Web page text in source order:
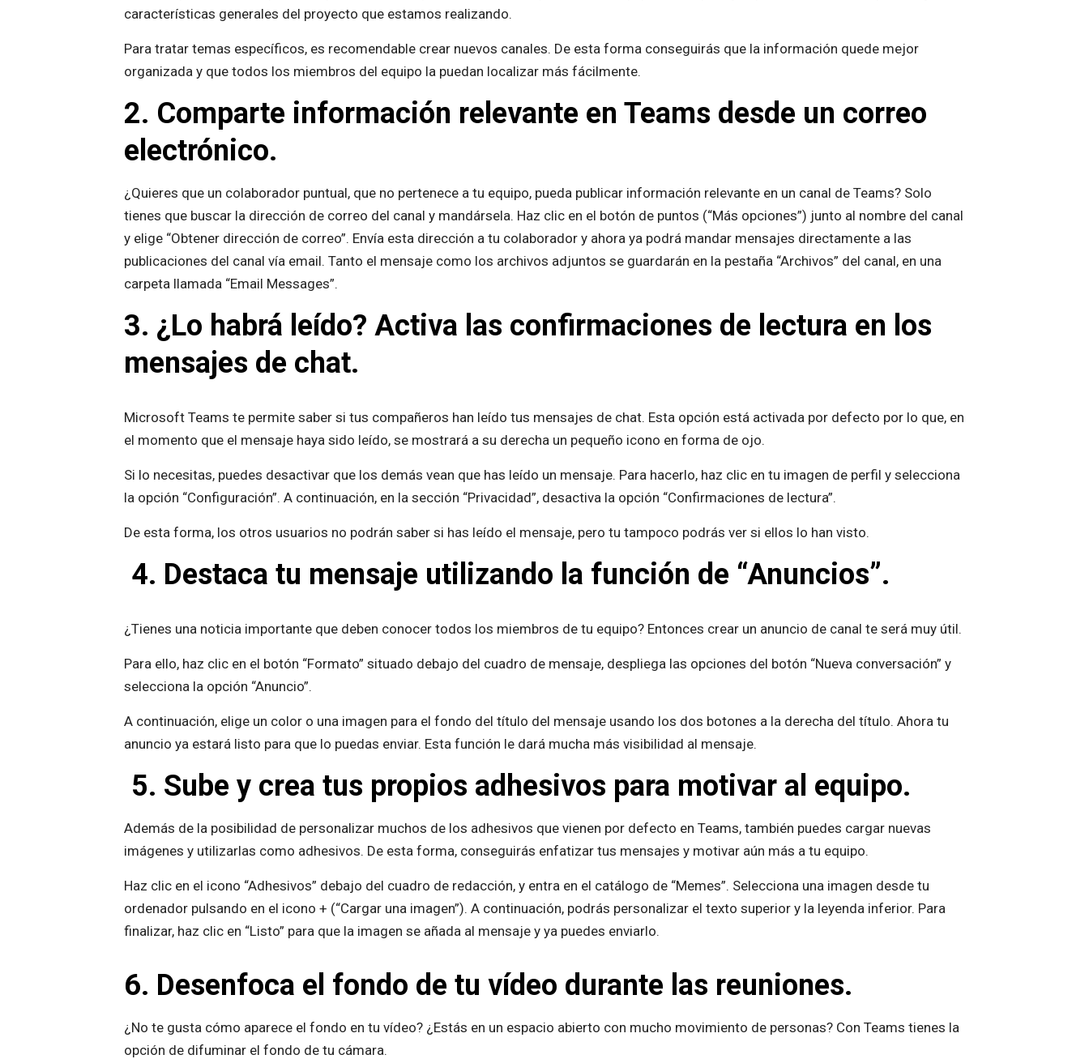
características generales del proyecto que estamos realizando.
Para tratar temas específicos, es recomendable crear nuevos canales. De esta forma conseguirás que la información quede mejor
organizada y que todos los miembros del equipo la puedan localizar más fácilmente.
2. Comparte información relevante en Teams desde un correo
electrónico.
¿Quieres que un colaborador puntual, que no pertenece a tu equipo, pueda publicar información relevante en un canal de Teams? Solo
tienes que buscar la dirección de correo del canal y mandársela. Haz clic en el botón de puntos (“Más opciones”) junto al nombre del canal
y elige “Obtener dirección de correo”. Envía esta dirección a tu colaborador y ahora ya podrá mandar mensajes directamente a las
publicaciones del canal vía email. Tanto el mensaje como los archivos adjuntos se guardarán en la pestaña “Archivos” del canal, en una
carpeta llamada “Email Messages”.
3. ¿Lo habrá leído? Activa las confirmaciones de lectura en los
mensajes de chat.
Microsoft Teams te permite saber si tus compañeros han leído tus mensajes de chat. Esta opción está activada por defecto por lo que, en
el momento que el mensaje haya sido leído, se mostrará a su derecha un pequeño icono en forma de ojo.
Si lo necesitas, puedes desactivar que los demás vean que has leído un mensaje. Para hacerlo, haz clic en tu imagen de perfil y selecciona
la opción “Configuración”. A continuación, en la sección “Privacidad”, desactiva la opción “Confirmaciones de lectura”.
De esta forma, los otros usuarios no podrán saber si has leído el mensaje, pero tu tampoco podrás ver si ellos lo han visto.
4. Destaca tu mensaje utilizando la función de “Anuncios”.
¿Tienes una noticia importante que deben conocer todos los miembros de tu equipo? Entonces crear un anuncio de canal te será muy útil.
Para ello, haz clic en el botón “Formato” situado debajo del cuadro de mensaje, despliega las opciones del botón “Nueva conversación” y
selecciona la opción “Anuncio”.
A continuación, elige un color o una imagen para el fondo del título del mensaje usando los dos botones a la derecha del título. Ahora tu
anuncio ya estará listo para que lo puedas enviar. Esta función le dará mucha más visibilidad al mensaje.
5. Sube y crea tus propios adhesivos para motivar al equipo.
Además de la posibilidad de personalizar muchos de los adhesivos que vienen por defecto en Teams, también puedes cargar nuevas
imágenes y utilizarlas como adhesivos. De esta forma, conseguirás enfatizar tus mensajes y motivar aún más a tu equipo.
Haz clic en el icono “Adhesivos” debajo del cuadro de redacción, y entra en el catálogo de “Memes”. Selecciona una imagen desde tu
ordenador pulsando en el icono + (“Cargar una imagen”). A continuación, podrás personalizar el texto superior y la leyenda inferior. Para
finalizar, haz clic en “Listo” para que la imagen se añada al mensaje y ya puedes enviarlo.
6. Desenfoca el fondo de tu vídeo durante las reuniones.
¿No te gusta cómo aparece el fondo en tu vídeo? ¿Estás en un espacio abierto con mucho movimiento de personas? Con Teams tienes la
opción de difuminar el fondo de tu cámara.